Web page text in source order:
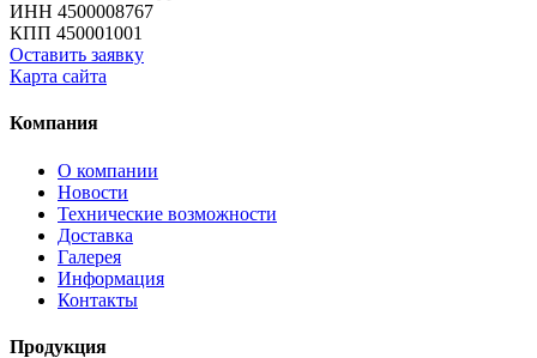
ИНН 4500008767
КПП 450001001
Оставить заявку
Карта сайта
Компания
О компании
Новости
Технические возможности
Доставка
Галерея
Информация
Контакты
Продукция